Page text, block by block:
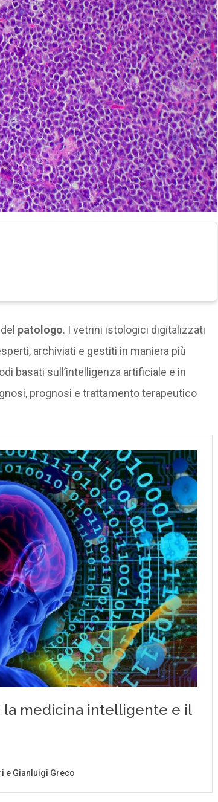
patologo. I vetrini istologici digitalizzati
archiviati e gestiti in maniera più
basati sull’intelligenza artificiale e in
prognosi e trattamento terapeutico
B big data